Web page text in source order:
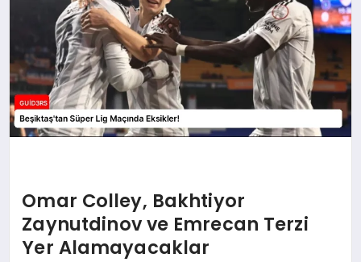
Omar Colley, Bakhtiyor
Zaynutdinov ve Emrecan Terzi
Yer Alamayacaklar